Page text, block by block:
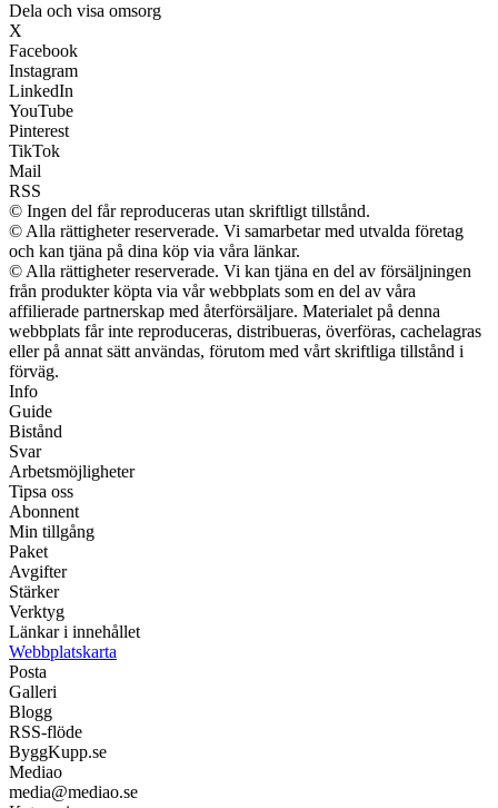
Dela och visa omsorg
X
Facebook
Instagram
LinkedIn
YouTube
Pinterest
TikTok
Mail
RSS
© Ingen del får reproduceras utan skriftligt tillstånd.
© Alla rättigheter reserverade. Vi samarbetar med utvalda företag
och kan tjäna på dina köp via våra länkar.
© Alla rättigheter reserverade. Vi kan tjäna en del av försäljningen
från produkter köpta via vår webbplats som en del av våra
affilierade partnerskap med återförsäljare. Materialet på denna
webbplats får inte reproduceras, distribueras, överföras, cachelagras
eller på annat sätt användas, förutom med vårt skriftliga tillstånd i
förväg.
Info
Guide
Bistånd
Svar
Arbetsmöjligheter
Tipsa oss
Abonnent
Min tillgång
Paket
Avgifter
Stärker
Verktyg
Länkar i innehållet
Webbplatskarta
Posta
Galleri
Blogg
RSS-flöde
ByggKupp.se
Mediao
media@mediao.se